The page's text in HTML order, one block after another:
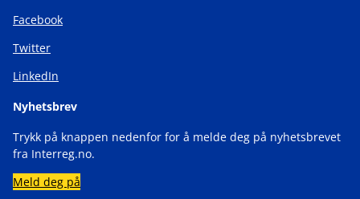
Facebook
Twitter
LinkedIn
Nyhetsbrev
Trykk på knappen nedenfor for å melde deg på nyhetsbrevet
fra Interreg.no.
Meld deg på